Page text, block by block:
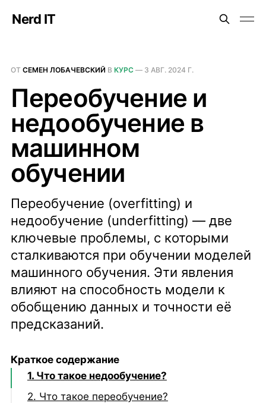
Nerd IT
ОТ СЕМЕН ЛОБАЧЕВСКИЙ В КУРС— 3 АВГ. 2024 Г.
Переобучение и
недообучение в
машинном
обучении
Переобучение (overfitting) и
недообучение (underfitting) — две
ключевые проблемы, с которыми
сталкиваются при обучении моделей
машинного обучения. Эти явления
влияют на способность модели к
обобщению данных и точности её
предсказаний.
Краткое содержание
1. Что такое недообучение?
2. Что такое переобучение?